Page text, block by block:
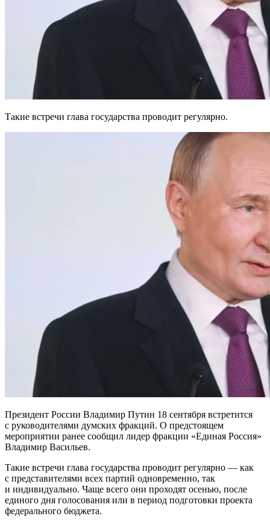
Такие встречи глава государства проводит регулярно.
Президент России Владимир Путин 18 сентября встретится
с руководителями думских фракций. О предстоящем
мероприятии ранее сообщил лидер фракции «Единая Россия»
Владимир Васильев.
Такие встречи глава государства проводит регулярно — как
с представителями всех партий одновременно, так
и индивидуально. Чаще всего они проходят осенью, после
единого дня голосования или в период подготовки проекта
федерального бюджета.